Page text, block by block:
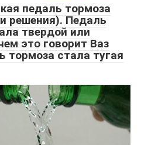
педаль тормоза
решения). Педаль
твердой или
это говорит Ваз
тормоза стала тугая